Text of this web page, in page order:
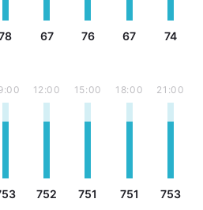
67 76 67 74
12:00
752
15:00
751
18:00
751
21:00
753